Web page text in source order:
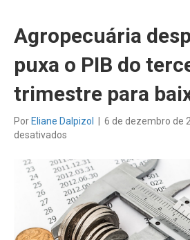
Agropecuária
puxa o PIB do
trimestre para
Por Eliane Dalpizol 6 de dezembro de
desativados
despenca
e
puxa
o
PIB
do